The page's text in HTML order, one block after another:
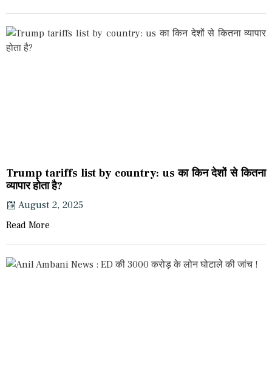
Trump tariffs list by country: us का किन देशों से कितना
व्यापार होता है?
August 2, 2025
Read More